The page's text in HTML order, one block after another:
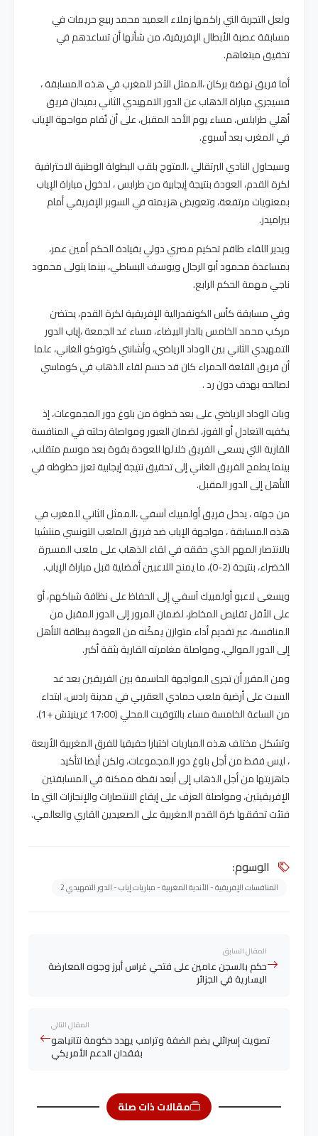
ولعل التجربة التي راكمها زملاء العميد محمد ربيع حريمات في
مسابقة عصبة الأبطال الإفريقية، من شأنها أن تساعدهم في
تحقيق مبتغاهم.
أما فريق نهضة بركان ،الممثل الآخر للمغرب في هذه المسابقة ،
فسيجري مباراة الذهاب عن الدور التمهيدي الثاني بميدان فريق
أهلي طرابلس، مساء يوم الأحد المقبل، على أن تُقام مواجهة الإياب
في المغرب بعد أسبوع.
وسيحاول النادي البرتقالي ،المتوج بلقب البطولة الوطنية الاحترافية
لكرة القدم، العودة بنتيجة إيجابية من طرابس ، لدخول مباراة الإياب
بمعنويات مرتفعة، وتعويض هزيمته في السوبر الإفريقي أمام
بيراميدز.
ويدير اللقاء طاقم تحكيم مصري دولي بقيادة الحكم أمين عمر،
بمساعدة محمود أبو الرجال ويوسف البساطي، بينما يتولى محمود
ناجي مهمة الحكم الرابع.
وفي مسابقة كأس الكونفدرالية الإفريقية لكرة القدم، يحتضن
مركب محمد الخامس بالدار البيضاء، مساء غد الجمعة ،إياب الدور
التمهيدي الثاني بين الوداد الرياضي، وأشانتي كوتوكو الغاني، علما
أن فريق القلعة الحمراء كان قد حسم لقاء الذهاب في كوماسي
لصالحه بهدف دون رد .
وبات الوداد الرياضي على بعد خطوة من بلوغ دور المجموعات، إذ
يكفيه التعادل أو الفوز، لضمان العبور ومواصلة رحلته في المنافسة
القارية التي يسعى الفريق خلالها للعودة بقوة بعد موسم متقلب،
بينما يطمح الفريق الغاني إلى تحقيق نتيجة إيجابية تعزز حظوظه في
التأهل إلى الدور المقبل.
من جهته ، يدخل فريق أولمبيك آسفي ،الممثل الثاني للمغرب في
هذه المسابقة ، مواجهة الإياب ضد فريق الملعب التونسي منتشيا
بالانتصار المهم الذي حققه في لقاء الذهاب على ملعب المسيرة
الخضراء، بنتيجة (2-0)، ما يمنح اللاعبين أفضلية قبل مباراة الإياب.
ويسعى لاعبو أولمبيك آسفي إلى الحفاظ على نظافة شباكهم، أو
على الأقل تقليص المخاطر، لضمان المرور إلى الدور المقبل من
المنافسة، عبر تقديم أداء متوازن يمكّنه من العودة ببطاقة التأهل
إلى الدور الموالي، ومواصلة مغامرته القارية بثقة أكبر.
ومن المقرر أن تجرى المواجهة الحاسمة بين الفريقين بعد غد
السبت على أرضية ملعب حمادي العقربي في مدينة رادس، ابتداء
من الساعة الخامسة مساء بالتوقيت المحلي (17:00 غرينيتش +1).
وتشكل مختلف هذه المباريات اختبارا حقيقيا للفرق المغربية الأربعة
، ليس فقط من أجل بلوغ دور المجموعات، ولكن أيضا لتأكيد
جاهزيتها من أجل الذهاب إلى أبعد نقطة ممكنة في المسابقتين
الإفريقيتين، ومواصلة العزف على إيقاع الانتصارات والإنجازات التي ما
فتئت تحققها كرة القدم المغربية على الصعيدين القاري والعالمي.
الوسوم:
المنافسات الإفريقية - الأندية المغربية - مباريات إياب - الدور التمهيدي 2
المقال السابق
حكم بالسجن عامين على فتحي غراس أبرز وجوه المعارضة
اليسارية في الجزائر
المقال التالي
تصويت إسرائلي بضم الضفة وترامب يهدد حكومة نتانياهو
بفقدان الدعم الأمريكي
مقالات ذات صلة